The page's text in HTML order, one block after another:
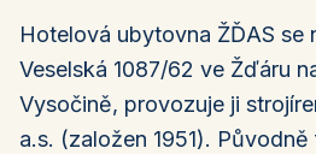
Hotelová ubytovna ŽĎAS se
Veselská 1087/62 ve Žďáru
Vysočině, provozuje ji
a.s. (založen 1951).